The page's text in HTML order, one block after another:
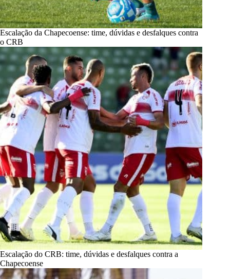
Escalação da Chapecoense: time, dúvidas e desfalques contra
o CRB
Escalação do CRB: time, dúvidas e desfalques contra a
Chapecoense